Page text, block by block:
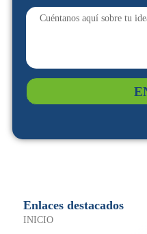
Enlaces destacados
INICIO